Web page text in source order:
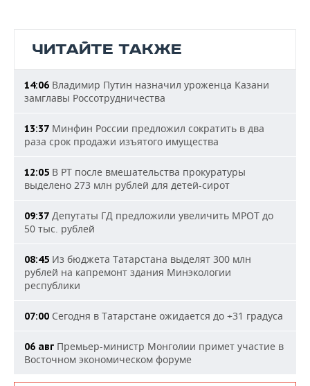
ЧИТАЙТЕ ТАКЖЕ
14:06 Владимир Путин назначил уроженца Казани
замглавы Россотрудничества
13:37 Минфин России предложил сократить в два
раза срок продажи изъятого имущества
12:05 В РТ после вмешательства прокуратуры
выделено 273 млн рублей для детей-сирот
09:37 Депутаты ГД предложили увеличить МРОТ до
50 тыс. рублей
08:45 Из бюджета Татарстана выделят 300 млн
рублей на капремонт здания Минэкологии
республики
07:00 Сегодня в Татарстане ожидается до +31 градуса
06 авг Премьер-министр Монголии примет участие в
Восточном экономическом форуме